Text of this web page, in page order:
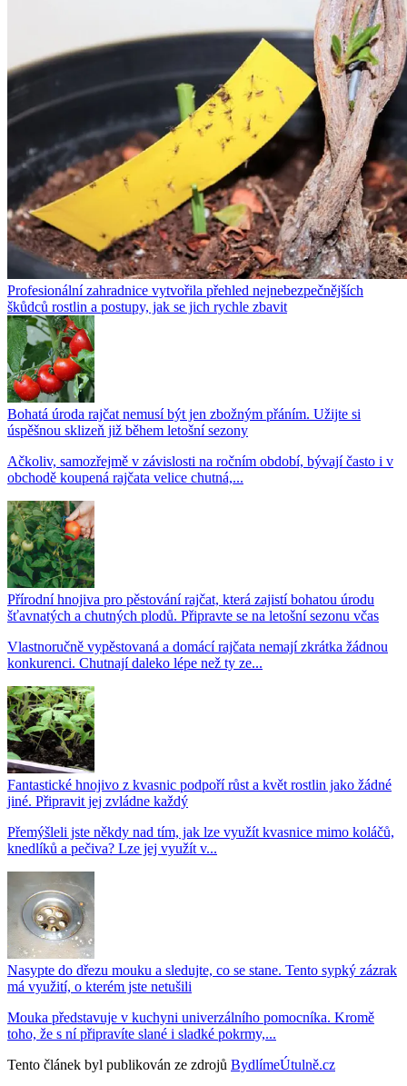
Profesionální zahradnice vytvořila přehled nejnebezpečnějších
škůdců rostlin a postupy, jak se jich rychle zbavit
Bohatá úroda rajčat nemusí být jen zbožným přáním. Užijte si
úspěšnou sklizeň již během letošní sezony
Ačkoliv, samozřejmě v závislosti na ročním období, bývají často i v
obchodě koupená rajčata velice chutná,...
Přírodní hnojiva pro pěstování rajčat, která zajistí bohatou úrodu
šťavnatých a chutných plodů. Připravte se na letošní sezonu včas
Vlastnoručně vypěstovaná a domácí rajčata nemají zkrátka žádnou
konkurenci. Chutnají daleko lépe než ty ze...
Fantastické hnojivo z kvasnic podpoří růst a květ rostlin jako žádné
jiné. Připravit jej zvládne každý
Přemýšleli jste někdy nad tím, jak lze využít kvasnice mimo koláčů,
knedlíků a pečiva? Lze jej využít v...
Nasypte do dřezu mouku a sledujte, co se stane. Tento sypký zázrak
má využití, o kterém jste netušili
Mouka představuje v kuchyni univerzálního pomocníka. Kromě
toho, že s ní připravíte slané i sladké pokrmy,...
Tento článek byl publikován ze zdrojů BydlímeÚtulně.cz